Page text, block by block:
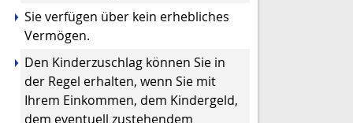
Sie verfügen über kein erhebliches
Vermögen.
Den Kinderzuschlag können Sie in
der Regel erhalten, wenn Sie mit
Ihrem Einkommen, dem Kindergeld,
dem eventuell zustehendem